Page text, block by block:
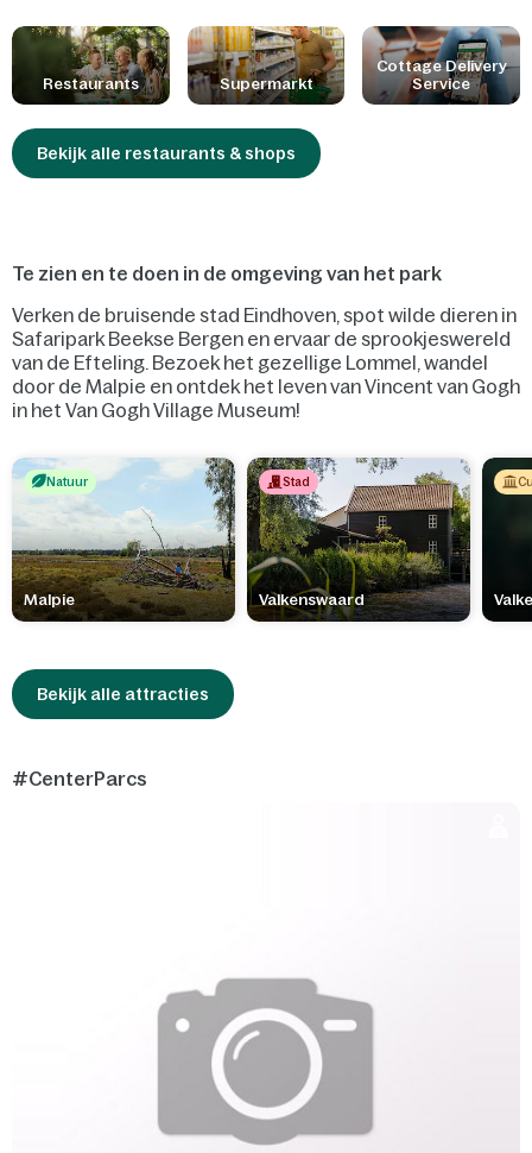
restaurants zijn kinderen koning dankzij kindvriendelijke
gerechten, babyvoeding en veel plezier onder de palmbomen.
Ook staan we steeds klaar om rekening te houden met jouw
allergieën of voedselintoleranties.
Restaurants Supermarkt
Cottage Delivery
Service
Bekijk alle restaurants & shops
Te zien en te doen in de omgeving van het park
Verken de bruisende stad Eindhoven, spot wilde dieren in
Safaripark Beekse Bergen en ervaar de sprookjeswereld
van de Efteling. Bezoek het gezellige Lommel, wandel
door de Malpie en ontdek het leven van Vincent van Gogh
in het Van Gogh Village Museum!
Natuur
Malpie
Stad
Valkenswaard
Bekijk alle attracties
#CenterParcs